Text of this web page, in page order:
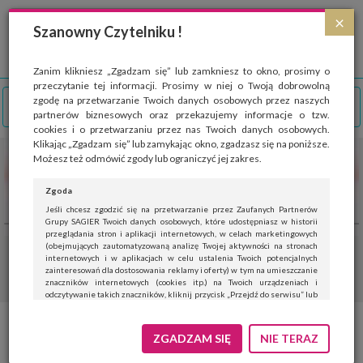
×
Szanowny Czytelniku !
Zanim klikniesz „Zgadzam się” lub zamkniesz to okno, prosimy o
przeczytanie tej informacji. Prosimy w niej o Twoją dobrowolną
zgodę na przetwarzanie Twoich danych osobowych przez naszych
partnerów biznesowych oraz przekazujemy informacje o tzw.
cookies i o przetwarzaniu przez nas Twoich danych osobowych.
Klikając „Zgadzam się” lub zamykając okno, zgadzasz się na poniższe.
Możesz też odmówić zgody lub ograniczyć jej zakres.
Zgoda
Jeśli chcesz zgodzić się na przetwarzanie przez Zaufanych Partnerów
Grupy SAGIER Twoich danych osobowych, które udostępniasz w historii
przeglądania stron i aplikacji internetowych, w celach marketingowych
(obejmujących zautomatyzowaną analizę Twojej aktywności na stronach
internetowych i w aplikacjach w celu ustalenia Twoich potencjalnych
zainteresowań dla dostosowania reklamy i oferty) w tym na umieszczanie
znaczników internetowych (cookies itp.) na Twoich urządzeniach i
odczytywanie takich znaczników, kliknij przycisk „Przejdź do serwisu” lub
Jeśli nie chcesz wyrazić zgody, kliknij „Nie teraz”.
Wyrażenie zgody jest dobrowolne. Możesz edytować zakres zgody, w tym
ZGADZAM SIĘ NIE TERAZ
Strona wykorzystuje pliki cookies, które służą głównie do celów statystycznych.
Wyrażając zgodę na używanie 'cookies', zezwalasz na zapisanie ich w pamięci
przeglądarki. Przejdź do
polityki cookies